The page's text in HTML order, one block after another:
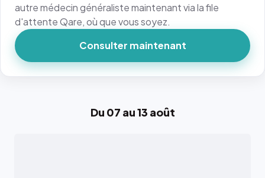
Du 07 au 13 août
autre médecin généraliste maintenant via la file
d'attente Qare, où que vous soyez.
Consulter maintenant